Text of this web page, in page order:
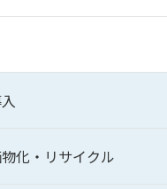
化・リサイクル